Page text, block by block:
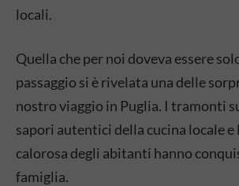
locali.
Quella che per noi doveva essere
passaggio si è rivelata una delle
nostro viaggio in Puglia. I tramonti
sapori autentici della cucina locale e
calorosa degli abitanti hanno
famiglia.